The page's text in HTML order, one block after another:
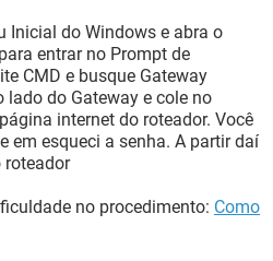
Inicial do Windows e abra o
entrar no Prompt de
CMD e busque Gateway
lado do Gateway e cole no
internet do roteador. Você
em esqueci a senha. A partir daí
roteador
no procedimento: Como